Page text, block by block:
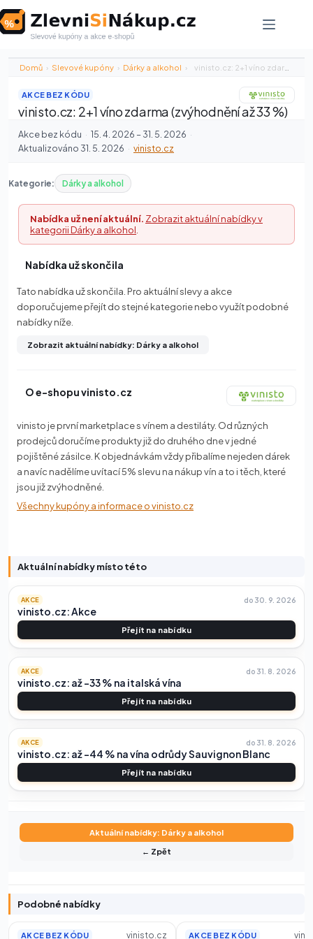
to
content
Domů › Slevové kupóny › Dárky a alkohol › vinisto.cz: 2+1 víno zdarma (zvýhodnění až…
AKCE BEZ KÓDU
vinisto.cz: 2+1 víno zdarma (zvýhodnění až 33 %)
Akce bez kódu · 15. 4. 2026 – 31. 5. 2026 ·
Aktualizováno 31. 5. 2026 · vinisto.cz
Kategorie: Dárky a alkohol
Nabídka už není aktuální. Zobrazit aktuální nabídky v
kategorii Dárky a alkohol.
Nabídka už skončila
Tato nabídka už skončila. Pro aktuální slevy a akce
doporučujeme přejít do stejné kategorie nebo využít podobné
nabídky níže.
Zobrazit aktuální nabídky: Dárky a alkohol
O e-shopu vinisto.cz
vinisto je první marketplace s vínem a destiláty. Od různých
prodejců doručíme produkty již do druhého dne v jedné
pojištěné zásilce. K objednávkám vždy přibalíme nejeden dárek
a navíc nadělíme uvítací 5% slevu na nákup vín a to i těch, které
jsou již zvýhodněné.
Všechny kupóny a informace o vinisto.cz
Aktuální nabídky místo této
AKCE do 30. 9. 2026
vinisto.cz: Akce
Přejít na nabídku
AKCE do 31. 8. 2026
vinisto.cz: až -33 % na italská vína
Přejít na nabídku
AKCE do 31. 8. 2026
vinisto.cz: až -44 % na vína odrůdy Sauvignon Blanc
Přejít na nabídku
Aktuální nabídky: Dárky a alkohol
← Zpět
Podobné nabídky
AKCE BEZ KÓDU vinisto.cz AKCE BEZ KÓDU